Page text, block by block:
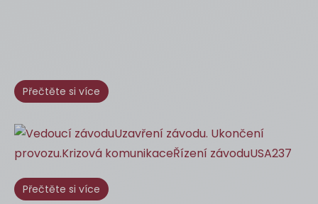
Přečtěte si více
Přečtěte si více